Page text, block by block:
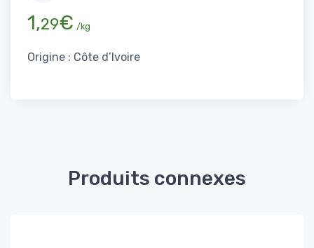
1,29€ /kg
Origine : Côte d’Ivoire
Produits connexes